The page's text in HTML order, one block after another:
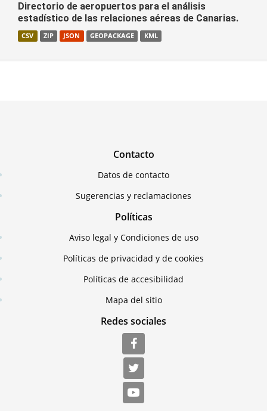
Directorio de aeropuertos para el análisis
estadístico de las relaciones aéreas de Canarias.
CSV ZIP JSON GEOPACKAGE KML
Contacto
Datos de contacto
Sugerencias y reclamaciones
Políticas
Aviso legal y Condiciones de uso
Políticas de privacidad y de cookies
Políticas de accesibilidad
Mapa del sitio
Redes sociales